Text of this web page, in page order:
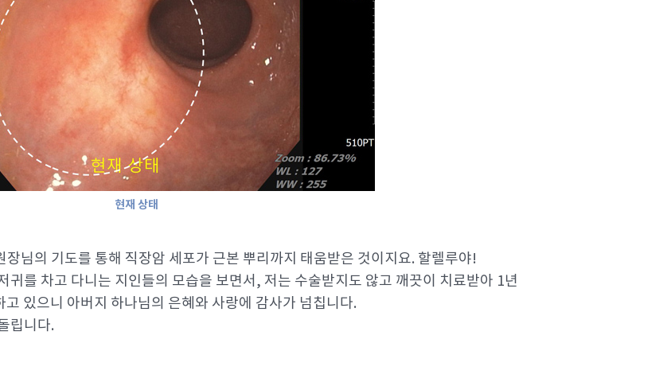
현재 상태
님의 기도를 통해 직장암 세포가 근본 뿌리까지 태움받은 것이지요. 할렐루야!
귀를 차고 다니는 지인들의 모습을 보면서, 저는 수술받지도 않고 깨끗이 치료받아 1년
있으니 아버지 하나님의 은혜와 사랑에 감사가 넘칩니다.
립니다.